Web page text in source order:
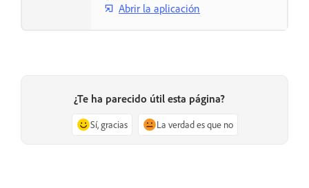
Abrir la aplicación
¿Te ha parecido útil esta página?
Sí, gracias La verdad es que no